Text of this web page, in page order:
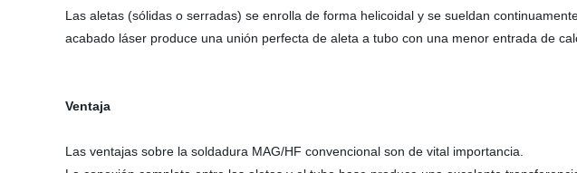
Las aletas (sólidas o serradas) se enrolla de forma helicoidal y se sueldan
acabado láser produce una unión perfecta de aleta a tubo con una menor entrada de
Ventaja
Las ventajas sobre la soldadura MAG/HF convencional son de vital importancia.